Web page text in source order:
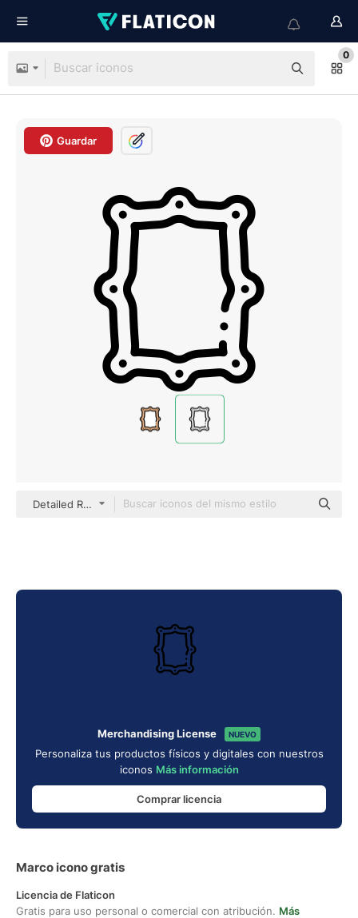
0
Guardar
Detailed Rounded Lineal
Merchandising License NUEVO
Personaliza tus productos físicos y digitales con nuestros
iconos Más información
Comprar licencia
Marco icono gratis
Licencia de Flaticon
Gratis para uso personal o comercial con atribución. Más